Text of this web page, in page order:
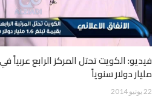
مليار دولار سنوياً
22 يونيو 2014